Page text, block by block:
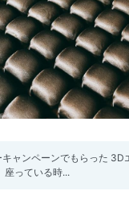
ャンペーンでもらった 3D
座っている時...